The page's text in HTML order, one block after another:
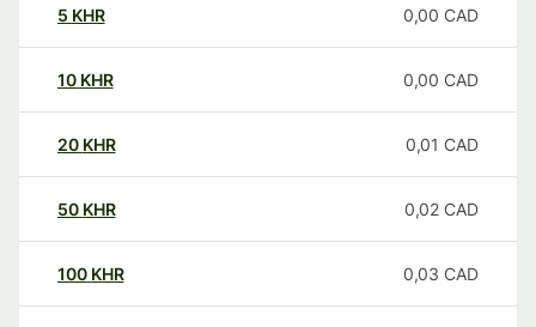
5 KHR 0,00 CAD
10 KHR 0,00 CAD
20 KHR 0,01 CAD
50 KHR 0,02 CAD
100 KHR 0,03 CAD